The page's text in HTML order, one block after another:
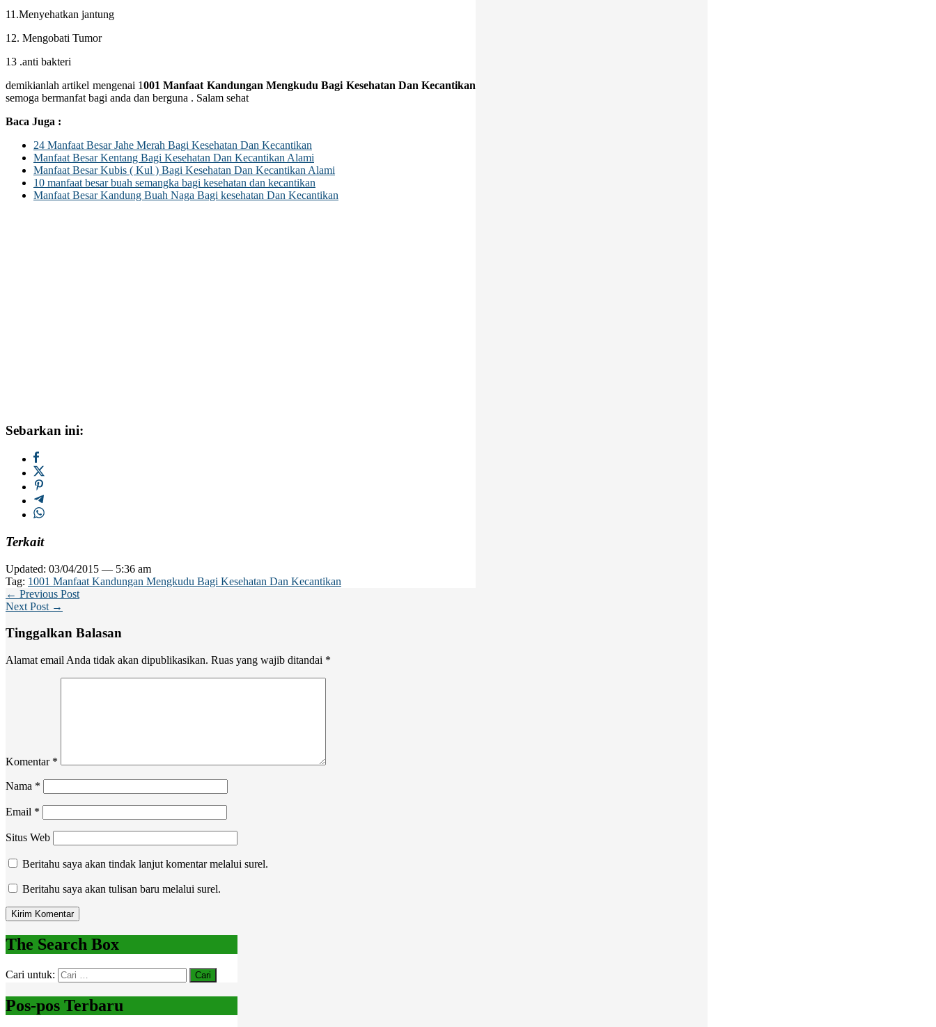
11.Menyehatkan jantung
12. Mengobati Tumor
13 .anti bakteri
demikianlah artikel mengenai 1001 Manfaat Kandungan Mengkudu Bagi Kesehatan Dan Kecantikan
semoga bermanfat bagi anda dan berguna . Salam sehat
Baca Juga :
24 Manfaat Besar Jahe Merah Bagi Kesehatan Dan Kecantikan
Manfaat Besar Kentang Bagi Kesehatan Dan Kecantikan Alami
Manfaat Besar Kubis ( Kul ) Bagi Kesehatan Dan Kecantikan Alami
10 manfaat besar buah semangka bagi kesehatan dan kecantikan
Manfaat Besar Kandung Buah Naga Bagi kesehatan Dan Kecantikan
Sebarkan ini:
Terkait
Updated: 03/04/2015 — 5:36 am
Tag: 1001 Manfaat Kandungan Mengkudu Bagi Kesehatan Dan Kecantikan
← Previous Post
Next Post →
Tinggalkan Balasan
Alamat email Anda tidak akan dipublikasikan. Ruas yang wajib ditandai *
Komentar *
Nama *
Email *
Situs Web
Beritahu saya akan tindak lanjut komentar melalui surel.
Beritahu saya akan tulisan baru melalui surel.
The Search Box
Cari untuk:
Pos-pos Terbaru